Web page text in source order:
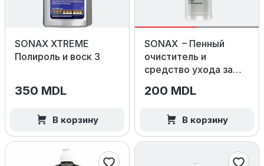
SONAX XTREME
Полироль и воск 3
350 MDL
В корзину
SONAX – Пенный
очиститель и
средство ухода за
200 MDL
В корзину